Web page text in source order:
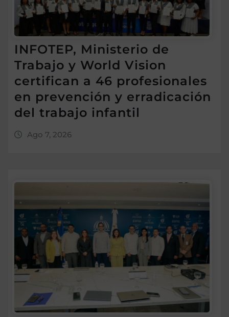
INFOTEP, Ministerio de
Trabajo y World Vision
certifican a 46 profesionales
en prevención y erradicación
del trabajo infantil
Ago 7, 2026